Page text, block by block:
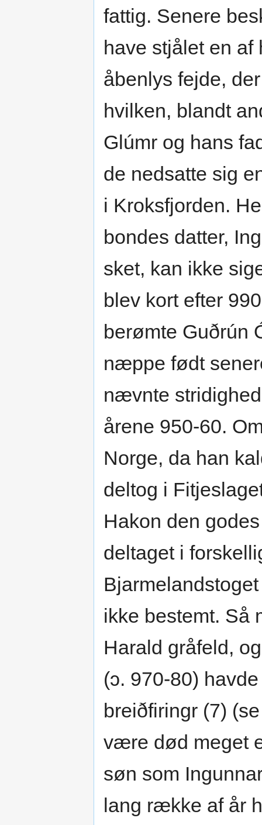
fattig. Senere
have stjålet en
åbenlys fejde,
hvilken, blandt
Glúmr og hans
de nedsatte sig
i Kroksfjorden.
bondes datter,
sket, kan ikke
blev kort efter
berømte Guðrún
næppe født
nævnte
årene 950-60.
Norge, da han
deltog i
Hakon den
deltaget i
ikke bestemt. Så
Harald gråfeld,
(ɔ. 970-80)
breiðfiringr (7)
være død meget
søn som
lang række af år